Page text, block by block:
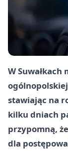
W Suwałkach
stawiając na
kilku dniach
przypomną,
dla